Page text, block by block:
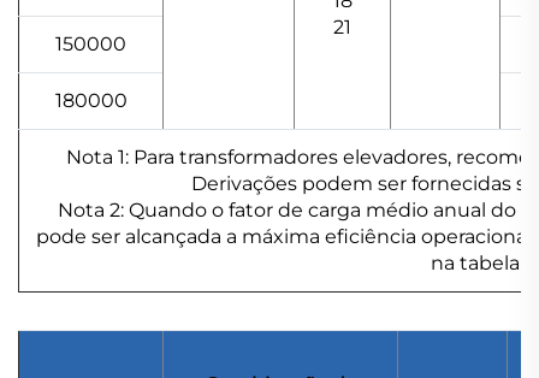
21
150000
180000
Nota 1: Para transformadores elevadores,
Derivações podem ser fornecidas
Nota 2: Quando o fator de carga médio anual do
pode ser alcançada a máxima eficiência
na tabela.